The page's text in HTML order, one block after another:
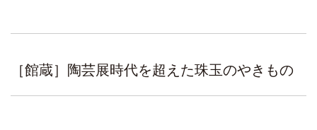
［館蔵］陶芸展時代を超えた珠玉のやきもの